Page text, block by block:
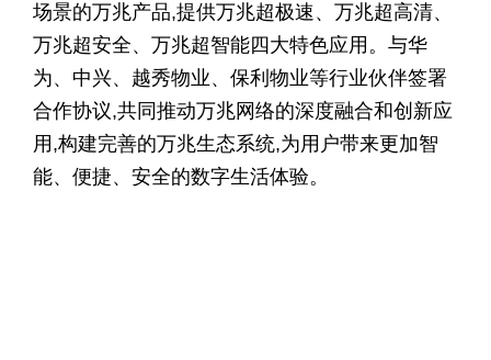
场景的万兆产品,提供万兆超极速、万兆超高清、
万兆超安全、万兆超智能四大特色应用。与华
为、中兴、越秀物业、保利物业等行业伙伴签署
合作协议,共同推动万兆网络的深度融合和创新应
用,构建完善的万兆生态系统,为用户带来更加智
能、便捷、安全的数字生活体验。